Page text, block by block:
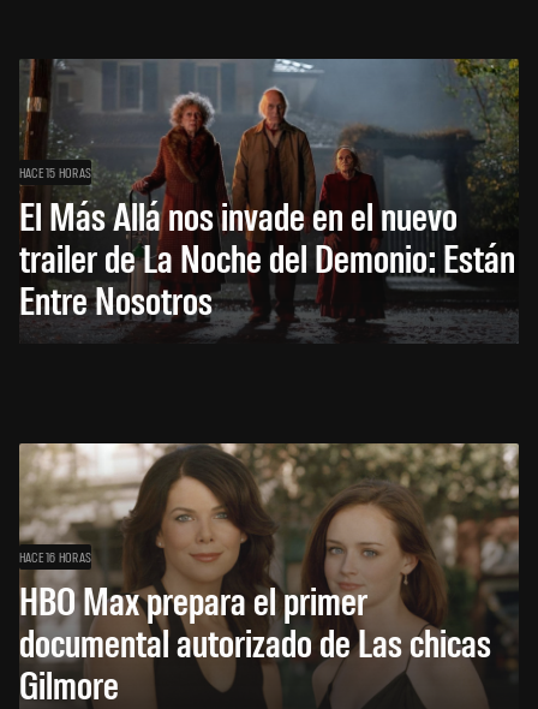
HACE 15 HORAS
El Más Allá nos invade en el nuevo
trailer de La Noche del Demonio: Están
Entre Nosotros
HACE 16 HORAS
HBO Max prepara el primer
documental autorizado de Las chicas
Gilmore